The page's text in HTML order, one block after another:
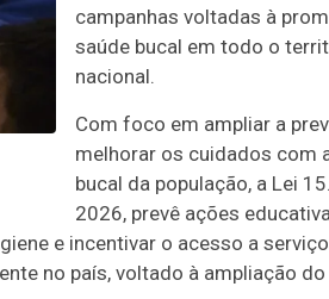
campanhas voltadas à
saúde bucal em todo o
nacional.
Com foco em ampliar a
melhorar os cuidados com
bucal da população, a Lei
2026, prevê ações
e incentivar o acesso a
no país, voltado à ampliação